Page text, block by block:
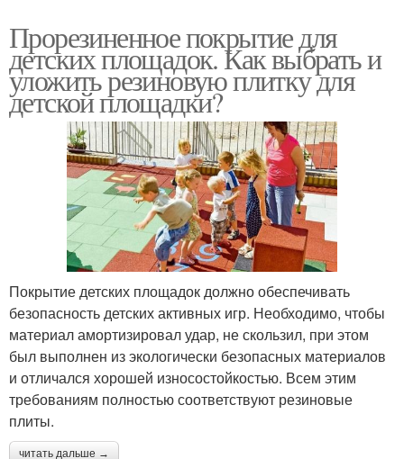
Прорезиненное покрытие для
детских площадок. Как выбрать и
уложить резиновую плитку для
детской площадки?
Покрытие детских площадок должно обеспечивать
безопасность детских активных игр. Необходимо, чтобы
материал амортизировал удар, не скользил, при этом
был выполнен из экологически безопасных материалов
и отличался хорошей износостойкостью. Всем этим
требованиям полностью соответствуют резиновые
плиты.
читать дальше →